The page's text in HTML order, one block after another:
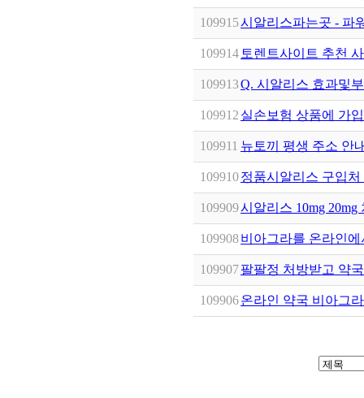
109915시알리스파는곳 - 파
109914 토렌트사이트 추천
109913Q. 시알리스 효과및
109912 실손보험 상품에 가
109911 뉴토끼 평생 주소 안
109910정품시알리스 구입
109909시알리스 10mg
109908비아그라를 온라인
109907팔팔정 처방받고 약
109906온라인 약국 비아그라